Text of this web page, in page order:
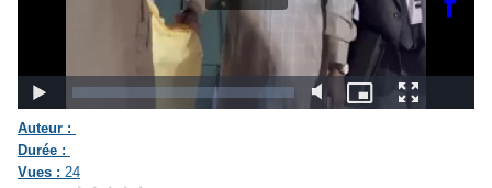
Auteur :
Durée :
Vues : 24